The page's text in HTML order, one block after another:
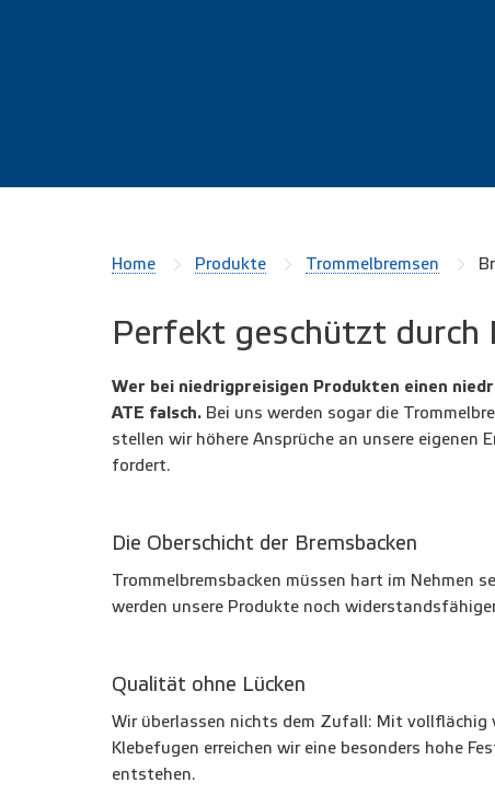
Home Produkte Trommelbremsen
Perfekt geschützt durch
Wer bei niedrigpreisigen Produkten einen
ATE falsch. Bei uns werden sogar die
stellen wir höhere Ansprüche an unsere eigenen
fordert.
Die Oberschicht der Bremsbacken
Trommelbremsbacken müssen hart im Nehmen
werden unsere Produkte noch
Qualität ohne Lücken
Wir überlassen nichts dem Zufall: Mit vollflächig
Klebefugen erreichen wir eine besonders hohe
entstehen.